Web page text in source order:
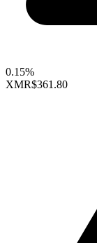
0.15%
XMR$361.80